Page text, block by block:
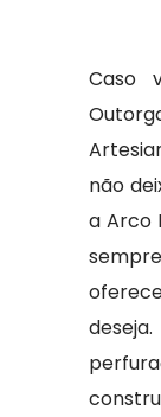
Caso
não
a Arco